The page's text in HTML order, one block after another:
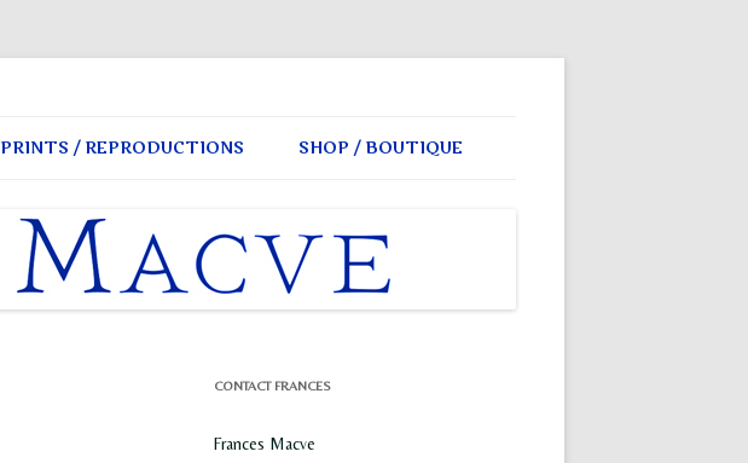
PRINTS / REPRODUCTIONS SHOP / BOUTIQUE
CONTACT FRANCES
Frances Macve